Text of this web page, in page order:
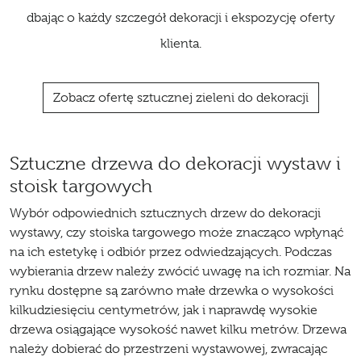
dbając o każdy szczegół dekoracji i ekspozycję oferty
klienta.
Zobacz ofertę sztucznej zieleni do dekoracji
Sztuczne drzewa do dekoracji wystaw i
stoisk targowych
Wybór odpowiednich sztucznych drzew do dekoracji
wystawy, czy stoiska targowego może znacząco wpłynąć
na ich estetykę i odbiór przez odwiedzających. Podczas
wybierania drzew należy zwócić uwagę na ich rozmiar. Na
rynku dostępne są zarówno małe drzewka o wysokości
kilkudziesięciu centymetrów, jak i naprawdę wysokie
drzewa osiągające wysokość nawet kilku metrów. Drzewa
należy dobierać do przestrzeni wystawowej, zwracając